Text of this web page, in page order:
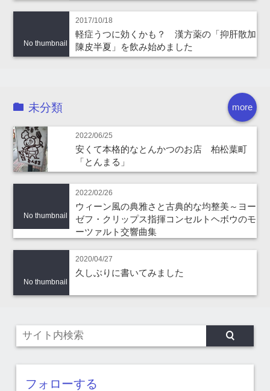
No thumbnail
2017/10/18
軽症うつに効くかも？ 漢方薬の「抑肝散加
陳皮半夏」を飲み始めました
more
未分類
2022/06/25
安くて本格的なとんかつのお店 柏松葉町
「とんまる」
No thumbnail
2022/02/26
ウィーン風の典雅さと古典的な均整美～ヨー
ゼフ・クリップス指揮コンセルトヘボウのモ
ーツァルト交響曲集
No thumbnail
2020/04/27
久しぶりに書いてみました
フォローする